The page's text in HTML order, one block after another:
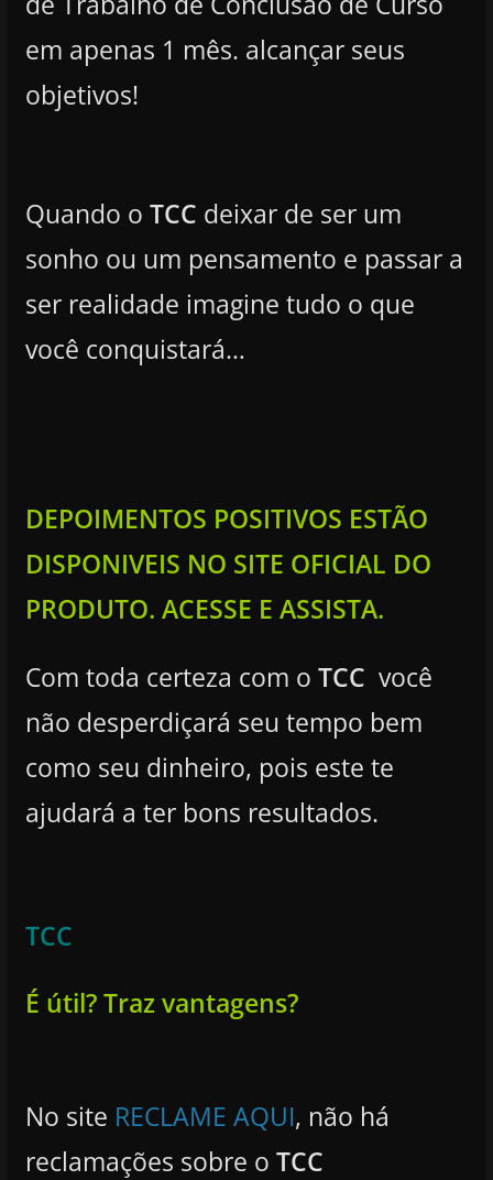
em apenas 1 mês. alcançar seus
objetivos!
Quando o TCC deixar de ser um
sonho ou um pensamento e passar a
ser realidade imagine tudo o que
você conquistará…
DEPOIMENTOS POSITIVOS ESTÃO
DISPONIVEIS NO SITE OFICIAL DO
PRODUTO. ACESSE E ASSISTA.
Com toda certeza com o TCC você
não desperdiçará seu tempo bem
como seu dinheiro, pois este te
ajudará a ter bons resultados.
TCC
É útil? Traz vantagens?
No site RECLAME AQUI, não há
reclamações sobre o TCC